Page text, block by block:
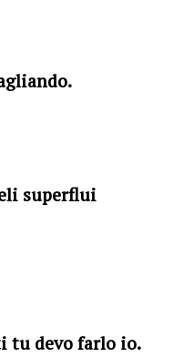
superflui
tu devo farlo io.